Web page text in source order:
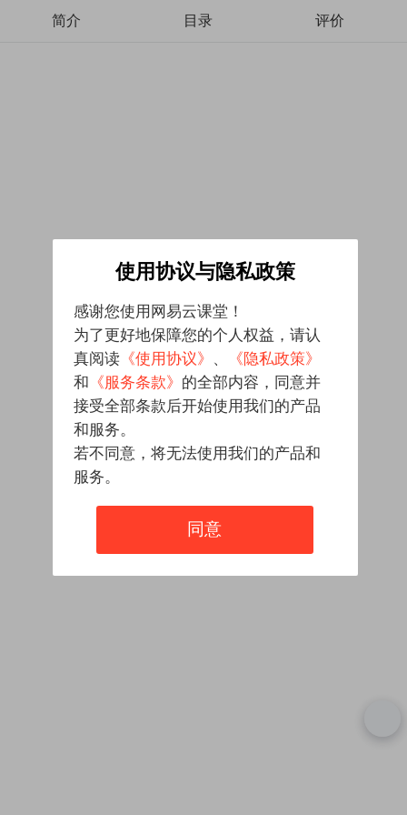
简介 目录 评价
使用协议与隐私政策
感谢您使用网易云课堂！
为了更好地保障您的个人权益，请认
真阅读 《使用协议》 、
《隐私政策》
和 《服务条款》 的全部内容，同意并
接受全部条款后开始使用我们的产品
和服务。
若不同意，将无法使用我们的产品和
服务。
同意